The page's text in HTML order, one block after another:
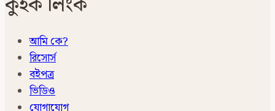
আমি কে?
রিসোর্স
বইপত্র
ভিডিও